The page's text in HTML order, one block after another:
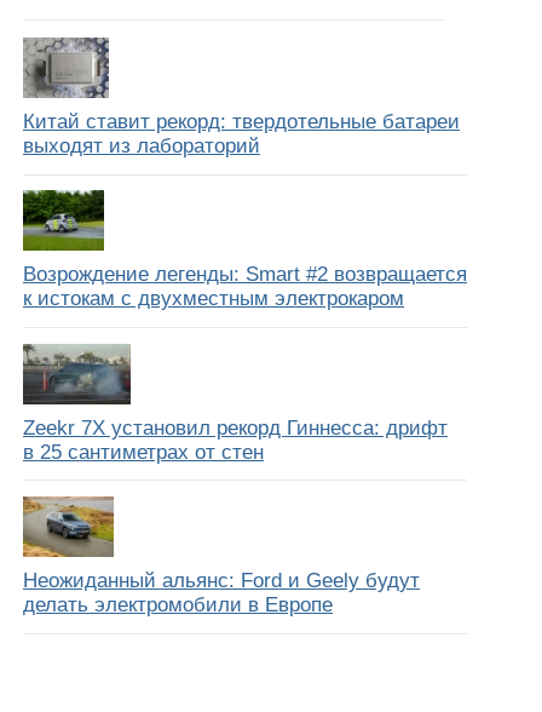
Китай ставит рекорд: твердотельные батареи
выходят из лабораторий
Возрождение легенды: Smart #2 возвращается
к истокам с двухместным электрокаром
Zeekr 7X установил рекорд Гиннесса: дрифт
в 25 сантиметрах от стен
Неожиданный альянс: Ford и Geely будут
делать электромобили в Европе